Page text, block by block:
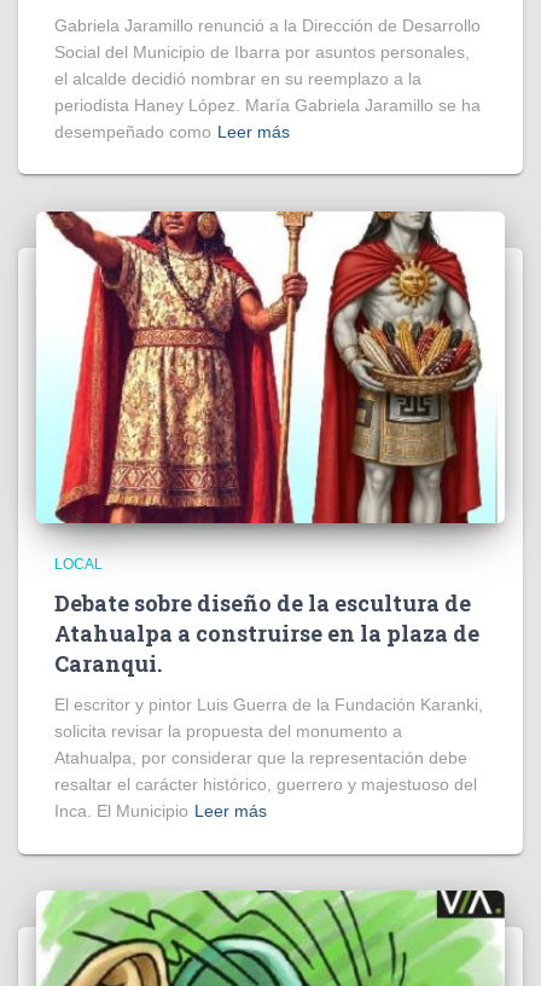
Gabriela Jaramillo renunció a la Dirección de Desarrollo
Social del Municipio de Ibarra por asuntos personales,
el alcalde decidió nombrar en su reemplazo a la
periodista Haney López. María Gabriela Jaramillo se ha
desempeñado como Leer más
LOCAL
Debate sobre diseño de la escultura de
Atahualpa a construirse en la plaza de
Caranqui.
El escritor y pintor Luis Guerra de la Fundación Karanki,
solicita revisar la propuesta del monumento a
Atahualpa, por considerar que la representación debe
resaltar el carácter histórico, guerrero y majestuoso del
Inca. El Municipio Leer más